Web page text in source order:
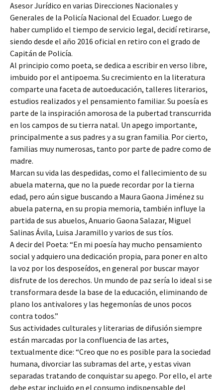
Asesor Jurídico en varias Direcciones Nacionales y
Generales de la Policía Nacional del Ecuador. Luego de
haber cumplido el tiempo de servicio legal, decidí retirarse,
siendo desde el año 2016 oficial en retiro con el grado de
Capitán de Policía.
Al principio como poeta, se dedica a escribir en verso libre,
imbuido por el antipoema. Su crecimiento en la literatura
comparte una faceta de autoeducación, talleres literarios,
estudios realizados y el pensamiento familiar. Su poesía es
parte de la inspiración amorosa de la pubertad transcurrida
en los campos de su tierra natal. Un apego importante,
principalmente a sus padres y a su gran familia. Por cierto,
familias muy numerosas, tanto por parte de padre como de
madre.
Marcan su vida las despedidas, como el fallecimiento de su
abuela materna, que no la puede recordar por la tierna
edad, pero aún sigue buscando a Maura Gaona Jiménez su
abuela paterna, en su propia memoria, también influye la
partida de sus abuelos, Anuario Gaona Salazar, Miguel
Salinas Ávila, Luisa Jaramillo y varios de sus tíos.
A decir del Poeta: “En mi poesía hay mucho pensamiento
social y adquiero una dedicación propia, para poner en alto
la voz por los desposeídos, en general por buscar mayor
disfrute de los derechos. Un mundo de paz sería lo ideal si se
transformara desde la base de la educación, eliminando de
plano los antivalores y las hegemonías de unos pocos
contra todos.”
Sus actividades culturales y literarias de difusión siempre
están marcadas por la confluencia de las artes,
textualmente dice: “Creo que no es posible para la sociedad
humana, divorciar las subramas del arte, y estas vivan
separadas tratando de conquistar su apego. Por ello, el arte
debe estar incluido en el consumo indispensable del